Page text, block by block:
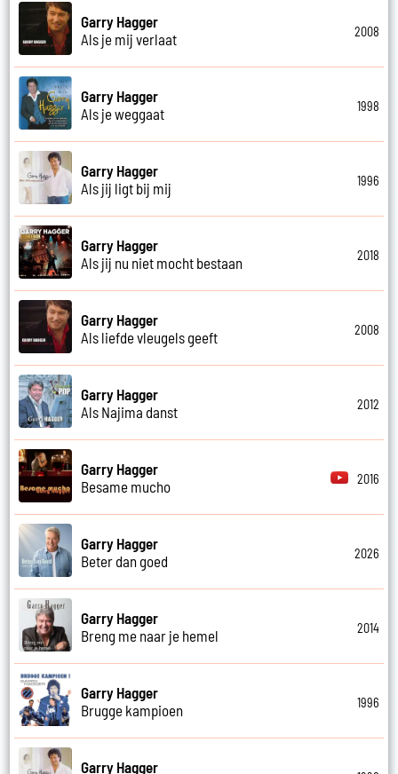
Garry Hagger
Als je mij verlaat
2008
Garry Hagger
Als je weggaat
1998
Garry Hagger
Als jij ligt bij mij
1996
Garry Hagger
Als jij nu niet mocht bestaan
2018
Garry Hagger
Als liefde vleugels geeft
2008
Garry Hagger
Als Najima danst
2012
Garry Hagger
Besame mucho
2016
Garry Hagger
Beter dan goed
2026
Garry Hagger
Breng me naar je hemel
2014
Garry Hagger
Brugge kampioen
1996
Garry Hagger